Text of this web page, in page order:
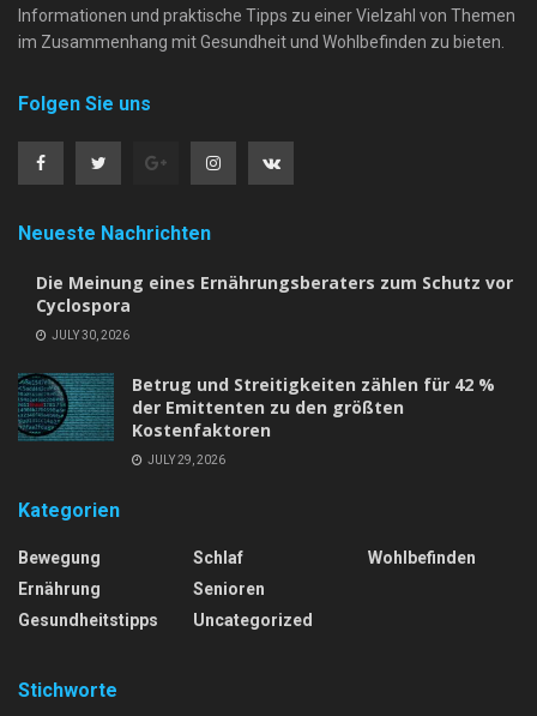
Informationen und praktische Tipps zu einer Vielzahl von Themen
im Zusammenhang mit Gesundheit und Wohlbefinden zu bieten.
Folgen Sie uns
Neueste Nachrichten
Die Meinung eines Ernährungsberaters zum Schutz vor
Cyclospora
JULY 30, 2026
Betrug und Streitigkeiten zählen für 42 %
der Emittenten zu den größten
Kostenfaktoren
JULY 29, 2026
Kategorien
Bewegung
Ernährung
Gesundheitstipps
Schlaf
Senioren
Uncategorized
Wohlbefinden
Stichworte